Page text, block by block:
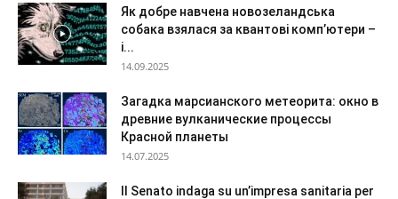
Як добре навчена новозеландська
собака взялася за квантові комп’ютери –
і...
14.09.2025
Загадка марсианского метеорита: окно в
древние вулканические процессы
Красной планеты
14.07.2025
Il Senato indaga su un’impresa sanitaria per